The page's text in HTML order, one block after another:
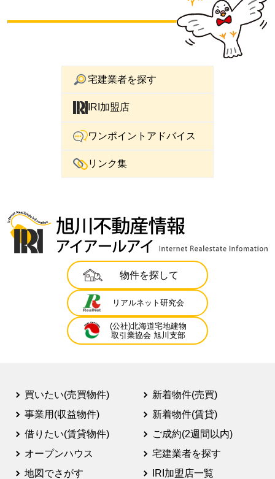
宅建業者を探す
IRI加盟店
ワンポイントアドバイス
リンク集
物件を探して
リアルネット研究会
(公社)北海道宅地建物
取引業協会 旭川支部
買いたい(売買物件)
事業用(収益物件)
借りたい(賃貸物件)
オープンハウス
地図でさがす
新着物件(売買)
新着物件(賃貸)
ご成約(2週間以内)
宅建業者を探す
IRI加盟店一覧